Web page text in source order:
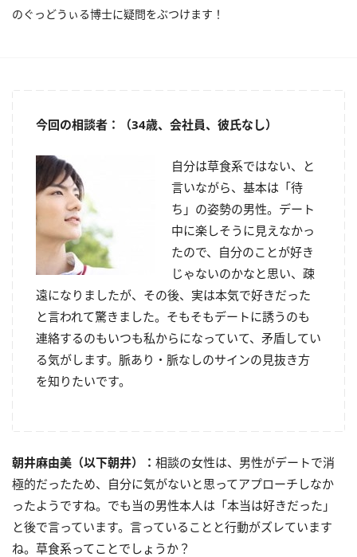
のぐっどうぃる博士に疑問をぶつけます！
今回の相談者：（34歳、会社員、彼氏なし）
自分は草食系ではない、と
言いながら、基本は「待
ち」の姿勢の男性。デート
中に楽しそうに見えなかっ
たので、自分のことが好き
じゃないのかなと思い、疎
遠になりましたが、その後、実は本気で好きだった
と言われて驚きました。そもそもデートに誘うのも
連絡するのもいつも私からになっていて、矛盾してい
る気がします。脈あり・脈なしのサインの見抜き方
を知りたいです。
朝井麻由美（以下朝井）： 相談の女性は、男性がデートで消
極的だったため、自分に気がないと思ってアプローチしなか
ったようですね。でも当の男性本人は「本当は好きだった」
と後で言っています。言っていることと行動がズレています
ね。草食系ってことでしょうか？